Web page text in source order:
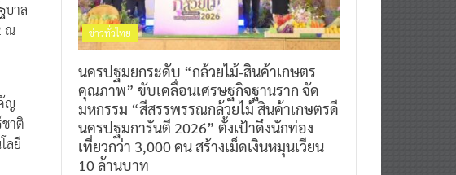
บาล
ณ
ญ
าติ
ลยี
ข่าวทั่วไทย
นครปฐมยกระดับ “กล้วยไม้-สินค้าเกษตร
คุณภาพ” ขับเคลื่อนเศรษฐกิจฐานราก จัด
มหกรรม “สีสรรพรรณกล้วยไม้ สินค้าเกษตรดี
นครปฐมการันตี 2026” ตั้งเป้าดึงนักท่อง
เที่ยวกว่า 3,000 คน สร้างเม็ดเงินหมุนเวียน
10 ล้านบาท